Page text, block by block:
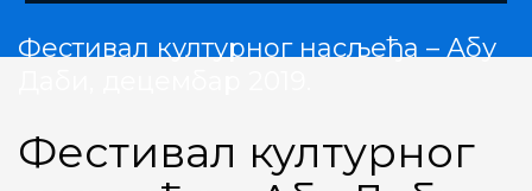
Фестивал културног насљеђа – Абу
Фестивал културног